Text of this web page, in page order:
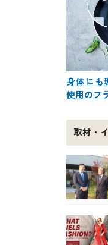
身体にも
使用のフ
取材・